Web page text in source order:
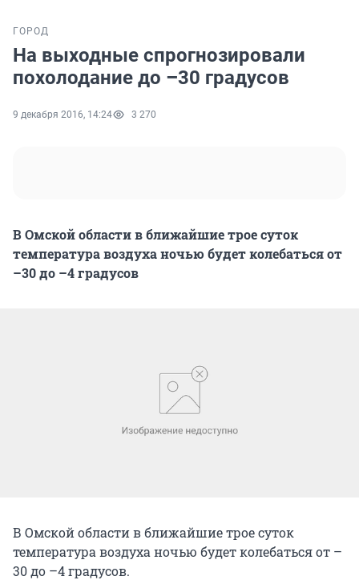
ГОРОД
На выходные спрогнозировали
похолодание до –30 градусов
9 декабря 2016, 14:24 3 270
В Омской области в ближайшие трое суток
температура воздуха ночью будет колебаться от
–30 до –4 градусов
В Омской области в ближайшие трое суток
температура воздуха ночью будет колебаться от –
30 до –4 градусов.